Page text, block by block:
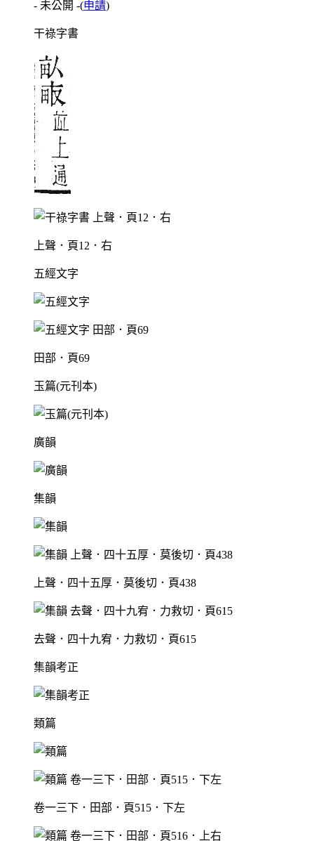
- 未公開 -(申請)
干祿字書
上聲．頁12．右
五經文字
田部．頁69
玉篇(元刊本)
廣韻
集韻
上聲．四十五厚．莫後切．頁438
去聲．四十九宥．力救切．頁615
集韻考正
類篇
卷一三下．田部．頁515．下左